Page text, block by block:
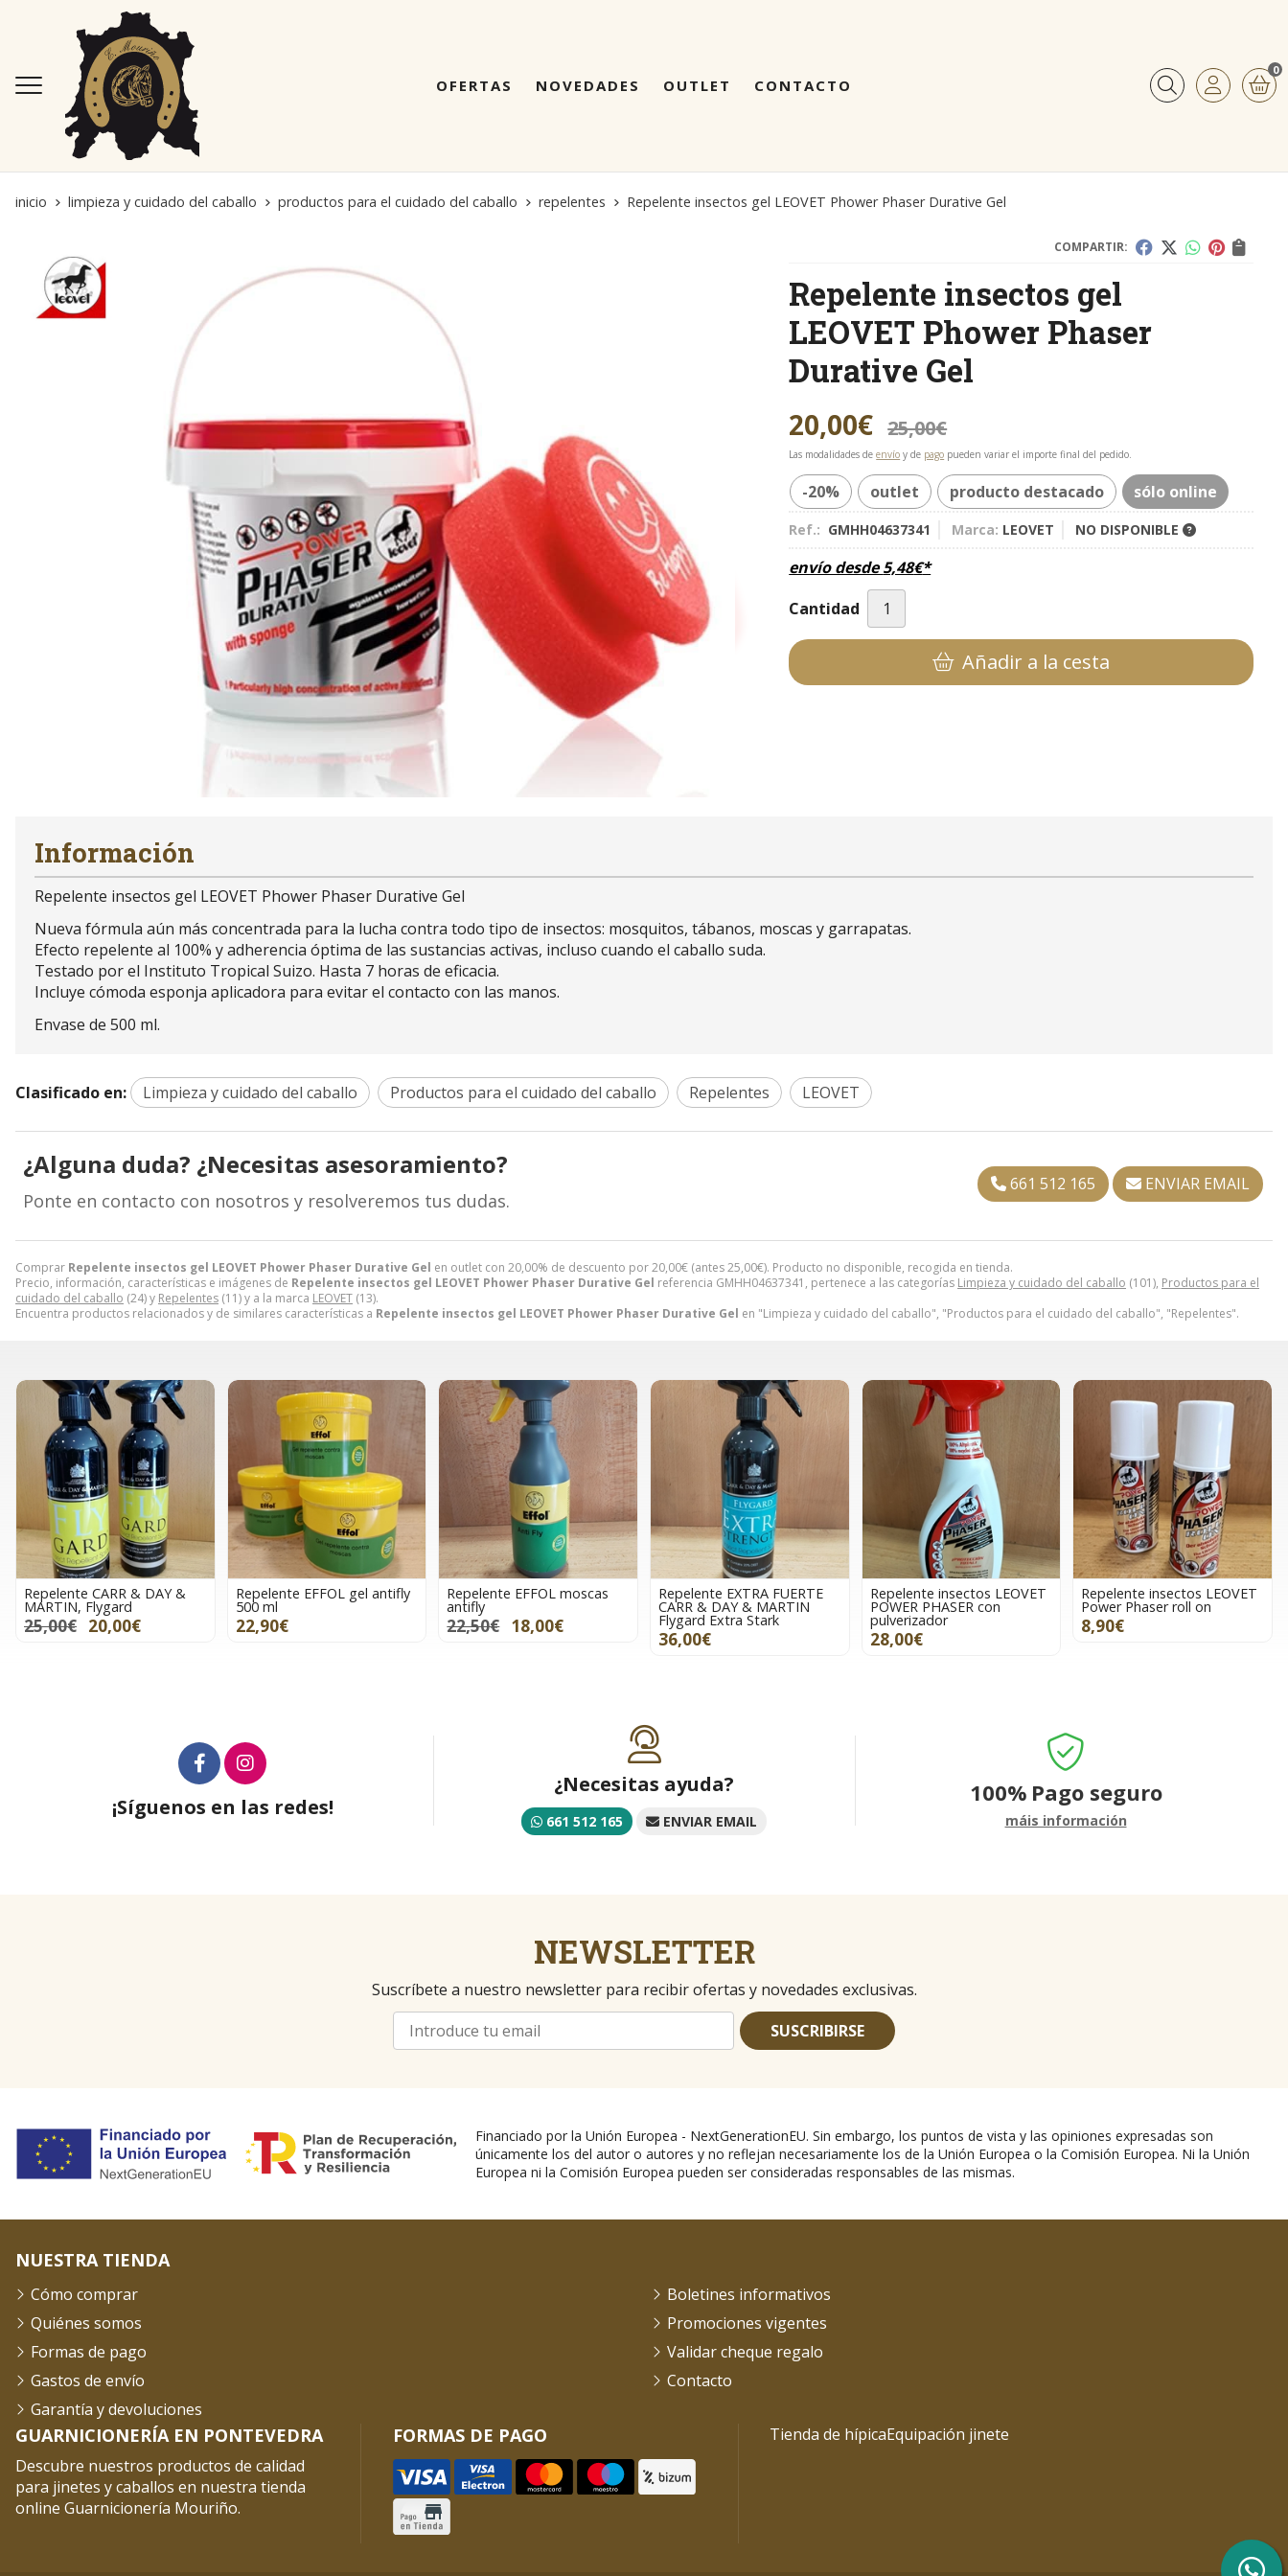
OFERTAS NOVEDADES OUTLET CONTACTO Buscar
0
inicio limpieza y cuidado del caballo productos para el cuidado del caballo repelentes Repelente insectos gel LEOVET Phower Phaser Durative Gel
COMPARTIR:
Repelente insectos gel
LEOVET Phower Phaser
Durative Gel
20,00€ 25,00€
Las modalidades deenvío y de pago pueden variar el importe final del pedido.
-20% outlet producto destacado sólo online
Ref.: GMHH04637341 Marca: LEOVET NO DISPONIBLE
envío desde5,48€*
Cantidad
Añadir a la cesta
Comprar Repelente insectos gel LEOVET Phower Phaser Durative Gel en outlet con 20,00% de descuento por20,00€ (antes25,00€). Producto no disponible, recogida en tienda.
Precio, información, características e imágenes de Repelente insectos gel LEOVET Phower Phaser Durative Gel referencia GMHH04637341, pertenece a las categorías Limpieza y cuidado del caballo (101), Productos para el
cuidado del caballo (24) y Repelentes (11) y a la marca LEOVET (13).
Encuentra productos relacionados y de similares características a Repelente insectos gel LEOVET Phower Phaser Durative Gel en "Limpieza y cuidado del caballo", "Productos para el cuidado del caballo", "Repelentes".
Información
Repelente insectos gel LEOVET Phower Phaser Durative Gel
Nueva fórmula aún más concentrada para la lucha contra todo tipo de insectos: mosquitos, tábanos, moscas y garrapatas.
Efecto repelente al 100% y adherencia óptima de las sustancias activas, incluso cuando el caballo suda.
Testado por el Instituto Tropical Suizo. Hasta 7 horas de eficacia.
Incluye cómoda esponja aplicadora para evitar el contacto con las manos.
Envase de 500 ml.
Clasificado en: Limpieza y cuidado del caballo Productos para el cuidado del caballo Repelentes LEOVET
¿Alguna duda? ¿Necesitas asesoramiento?
Ponte en contacto con nosotros y resolveremos tus dudas.
661 512 165 ENVIAR EMAIL
Repelente CARR & DAY &
MARTIN, Flygard
25,00€ 20,00€
Repelente EFFOL gel antifly
500 ml
22,90€
Repelente EFFOL moscas
antifly
22,50€ 18,00€
Repelente EXTRA FUERTE
CARR & DAY & MARTIN
Flygard Extra Stark
36,00€
Repelente insectos LEOVET
POWER PHASER con
pulverizador
28,00€
Repelente insectos LEOVET
Power Phaser roll on
8,90€
¡Síguenos en las redes!
¿Necesitas ayuda?
661 512 165 ENVIAR EMAIL
100% Pago seguro
máis información
NEWSLETTER
Suscríbete a nuestro newsletter para recibir ofertas y novedades exclusivas.
SUSCRIBIRSE
Financiado por la Unión Europea - NextGenerationEU. Sin embargo, los puntos de vista y las opiniones expresadas son
únicamente los del autor o autores y no reflejan necesariamente los de la Unión Europea o la Comisión Europea. Ni la Unión
Europea ni la Comisión Europea pueden ser consideradas responsables de las mismas.
GUARNICIONERÍA EN PONTEVEDRA
Descubre nuestros productos de calidad
para jinetes y caballos en nuestra tienda
online Guarnicionería Mouriño.
FORMAS DE PAGO
NUESTRA TIENDA
Cómo comprar
Quiénes somos
Formas de pago
Gastos de envío
Garantía y devoluciones
Boletines informativos
Promociones vigentes
Validar cheque regalo
Contacto
Tienda de hípicaEquipación jinete